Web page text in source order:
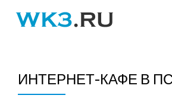
ИНТЕРНЕТ-КАФЕ В